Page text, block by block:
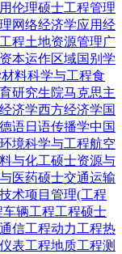
伦理硕士工程管理
网络经济学应用经
程土地资源管理广
资本运作区域国别学
材料科学与工程食
研究生院马克思主
济学西方经济学国
德语日语传播学中国
环境科学与工程航空
与化工硕士资源与
医药硕士交通运输
术项目管理(工程
车辆工程工程硕士
通信工程动力工程热
表工程地质工程测